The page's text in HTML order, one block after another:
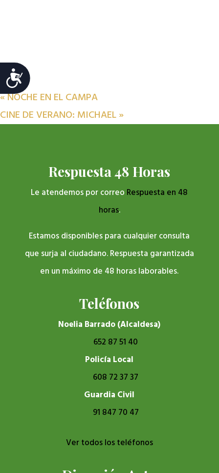
Accesibilidad
«NOCHE EN EL CAMPA
CINE DE VERANO: MICHAEL»
Respuesta 48 Horas
Le atendemos por correo Respuesta en 48
horas.
Estamos disponibles para cualquier consulta
que surja al ciudadano. Respuesta garantizada
en un máximo de 48 horas laborables.
Teléfonos
Noelia Barrado (Alcaldesa)
652 87 51 40
Policía Local
608 72 37 37
Guardia Civil
91 847 70 47
Ver todos los teléfonos